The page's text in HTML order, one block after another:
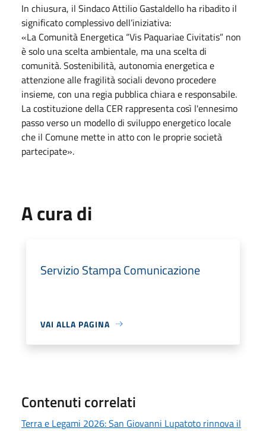
In chiusura, il Sindaco Attilio Gastaldello ha ribadito il
significato complessivo dell’iniziativa:
«La Comunità Energetica “Vis Paquariae Civitatis” non
è solo una scelta ambientale, ma una scelta di
comunità. Sostenibilità, autonomia energetica e
attenzione alle fragilità sociali devono procedere
insieme, con una regia pubblica chiara e responsabile.
La costituzione della CER rappresenta così l'ennesimo
passo verso un modello di sviluppo energetico locale
che il Comune mette in atto con le proprie società
partecipate».
A cura di
Servizio Stampa Comunicazione
VAI ALLA PAGINA
Contenuti correlati
Terra e Legami 2026: San Giovanni Lupatoto rinnova il